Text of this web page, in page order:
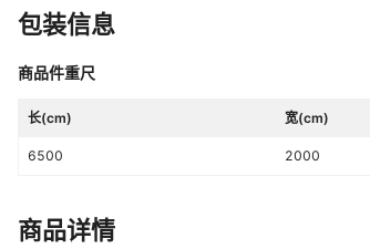
包装信息
商品件重尺
长(cm) 宽(cm)
6500 2000
商品详情